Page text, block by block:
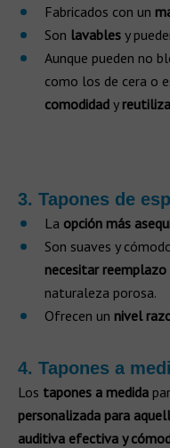
Fabricados con un
Son lavables y
Aunque pueden no
como los de cera o
comodidad y
3. Tapones de
La opción más
Son suaves y
necesitar
naturaleza porosa.
Ofrecen un nivel
4. Tapones a
Los tapones a medida
personalizada para
auditiva efectiva y